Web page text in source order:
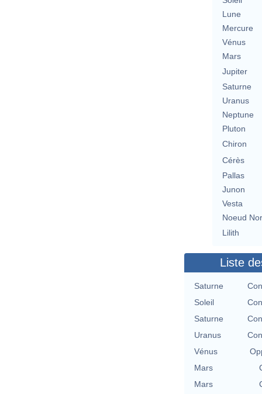
Lune
Mercure
Vénus
Mars
Jupiter
Saturne
Uranus
Neptune
Pluton
Chiron
Cérès
Pallas
Junon
Vesta
Noeud
Lilith
Liste
Saturne
Soleil
Saturne
Uranus
Vénus
Mars
Mars